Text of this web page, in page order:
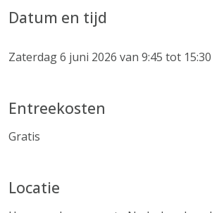
Datum en tijd
Zaterdag 6 juni 2026 van 9:45 tot 15:30
Entreekosten
Gratis
Locatie